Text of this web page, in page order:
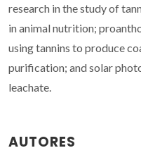
research in the study of
in animal nutrition;
using tannins to produce
purification; and solar
leachate.
AUTORES